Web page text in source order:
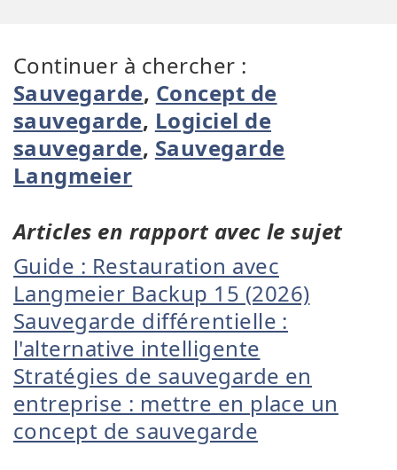
Continuer à chercher :
Sauvegarde, Concept de
sauvegarde, Logiciel de
sauvegarde, Sauvegarde
Langmeier
Articles en rapport avec le sujet
Guide : Restauration avec
Langmeier Backup 15 (2026)
Sauvegarde différentielle :
l'alternative intelligente
Stratégies de sauvegarde en
entreprise : mettre en place un
concept de sauvegarde